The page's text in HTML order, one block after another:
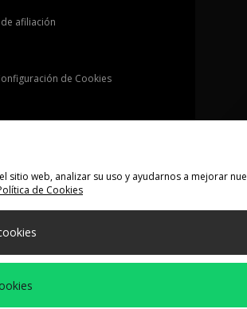
afiliación
de Cookies
web, analizar su uso y ayudarnos a mejorar
de Cookies